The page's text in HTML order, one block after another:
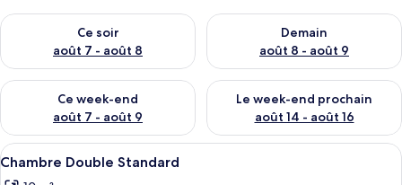
Ce soir
août 7 - août 8
Vérifier la disponibilité pour ce soir août 7 - août 8
Demain
août 8 - août 9
Vérifier la disponibilité pour
Ce week-end
août 7 - août 9
Vérifier la disponibilité pour ce week-end août 7 - août 9
Le week-end prochain
août 14 - août 16
Vérifier la disponibilité pour
Afficher
toutes
Une salle de bain moderne avec
2
Chambre Double Standard